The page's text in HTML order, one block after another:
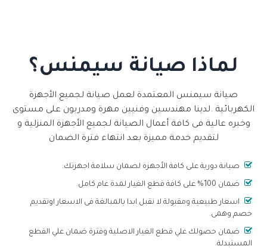
لماذا صيانة سيمنس؟
صيانة سيمنس المعتمدة لعمل صيانة لجميع الأجهزة
الكهربائية .لدينا مهندسين وفنيين مهرة ومدربون على مستوى
وخبره عالية فى كافة أعمال الصيانة لجميع الأجهزة المنزلية و
لتقديم خدمة مميزة بعد انتهاء فترة الضمان
صيانة دورية على كافة الأجهزة لضمان سلامة اجهزتك.
ضمان 100% على كافة قطع الغيار لمدة عام كامل.
اسعار طبيعية ومقبولة لا نقبل ابدا بالمبالغة فى الاسعار اوتقديم
خصم وهمى.
ضمان حصولك علي قطع الغيار الاصلية وفترة ضمان علي القطع
المستبدلة.